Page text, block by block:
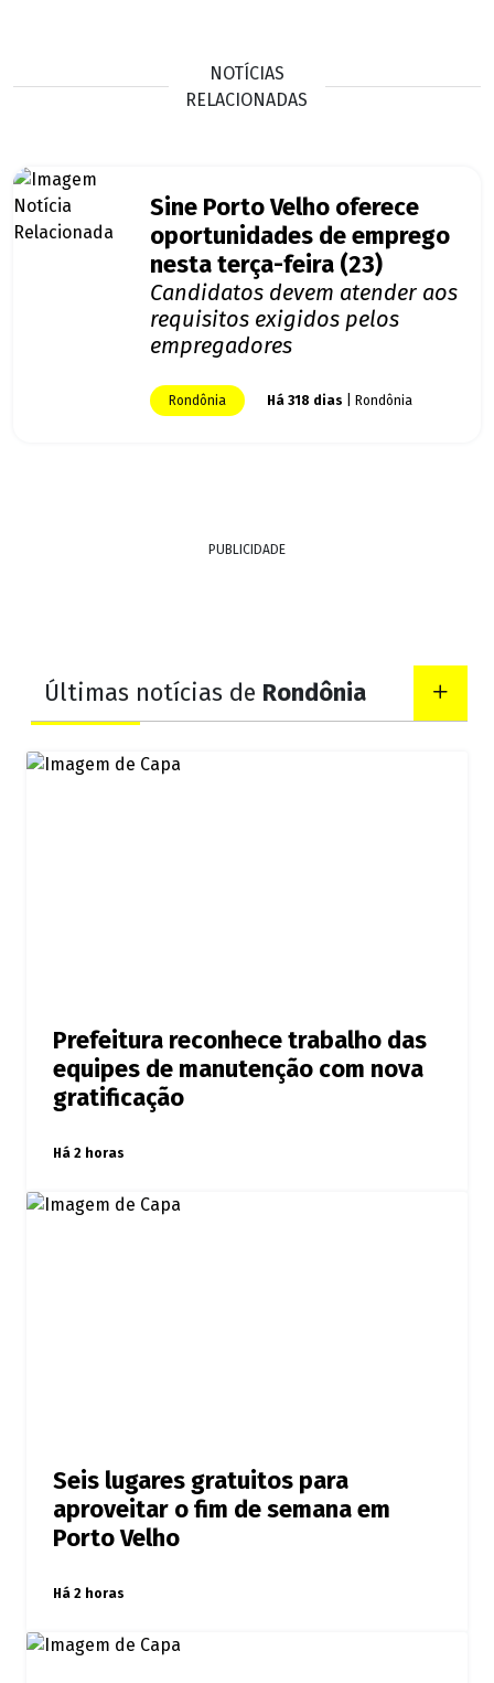
NOTÍCIAS
RELACIONADAS
Sine Porto Velho oferece
oportunidades de emprego
nesta terça-feira (23)
Candidatos devem atender aos
requisitos exigidos pelos
empregadores
Rondônia Há 318 dias | Rondônia
PUBLICIDADE
Últimas notícias de Rondônia
Prefeitura reconhece trabalho das
equipes de manutenção com nova
gratificação
Há 2 horas
Seis lugares gratuitos para
aproveitar o fim de semana em
Porto Velho
Há 2 horas